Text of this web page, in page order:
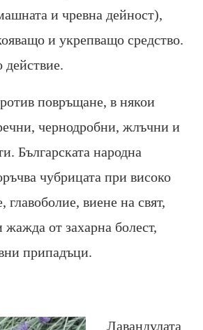
и чревна дейност),
и укрепващо средство.
повръщане, в някои
чернодробни, жлъчни и
Българската народна
чубрицата при високо
главоболие, виене на свят,
от захарна болест,
припадъци.
Лавандулата